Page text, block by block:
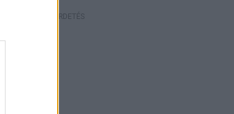
HIRDETÉS